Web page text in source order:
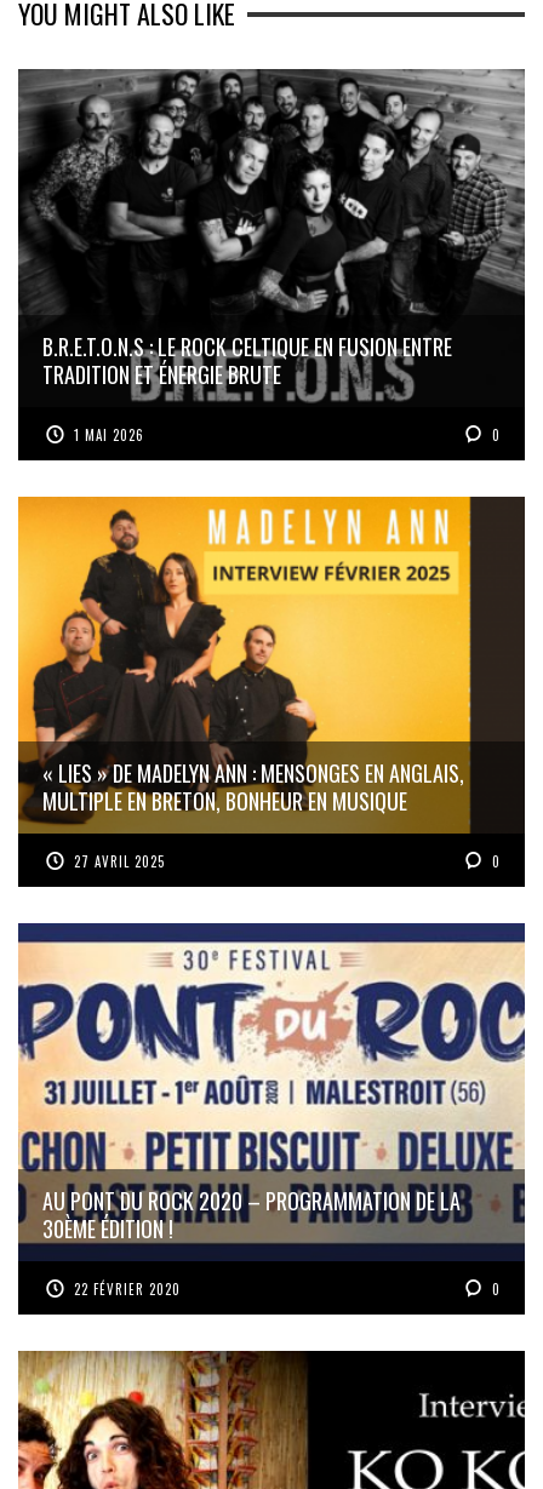
YOU MIGHT ALSO LIKE
B.R.E.T.O.N.S : LE ROCK CELTIQUE EN FUSION ENTRE
TRADITION ET ÉNERGIE BRUTE
1 MAI 2026 0
« LIES » DE MADELYN ANN : MENSONGES EN ANGLAIS,
MULTIPLE EN BRETON, BONHEUR EN MUSIQUE
27 AVRIL 2025 0
AU PONT DU ROCK 2020 – PROGRAMMATION DE LA
30ÈME ÉDITION !
22 FÉVRIER 2020 0